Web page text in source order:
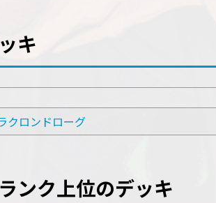
キ
クロンドローグ
ンク上位のデッキ